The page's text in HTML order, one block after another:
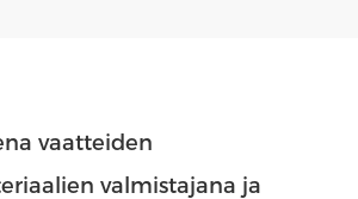
vaatteiden
valmistajana ja